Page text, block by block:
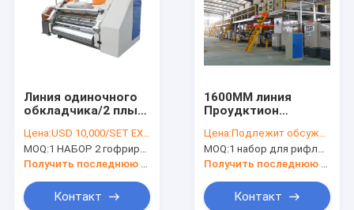
Линия одиночного
обкладчика/2 плы
производственную
линию картона
Цена:USD 10,000/SET EXW FACTORY
MOQ:1 НАБОР 2 гофрированного Плы - линия доски
Получить последнюю цену
Контакт
1600ММ линия
Проудктион
рифленая для
листов Папербоард
Цена:Подлежит обсуждению
MOQ:1 набор для рифленой линии картона
Получить последнюю цену
Контакт